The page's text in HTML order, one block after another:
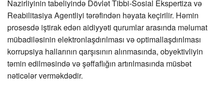
Nazirliyinin tabeliyində Dövlət Tibbi-Sosial Ekspertiza və
Reabilitasiya Agentliyi tərəfindən həyata keçirilir. Həmin
prosesdə iştirak edən aidiyyəti qurumlar arasında məlumat
mübadiləsinin elektronlaşdırılması və optimallaşdırılması
korrupsiya hallarının qarşısının alınmasında, obyektivliyin
təmin edilməsində və şəffaflığın artırılmasında müsbət
nəticələr verməkdədir.